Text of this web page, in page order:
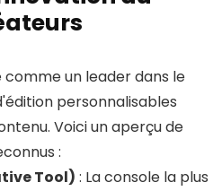
un leader dans le
personnalisables
Voici un aperçu de
:
Tool) : La console la plus